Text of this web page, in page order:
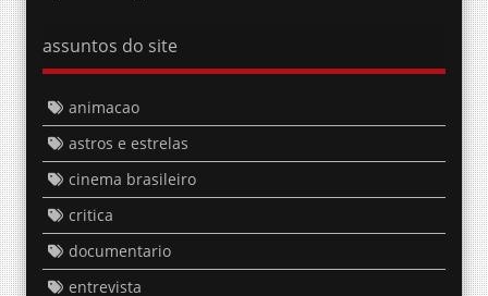
assuntos do site
animacao
astros e estrelas
cinema brasileiro
critica
documentario
entrevista